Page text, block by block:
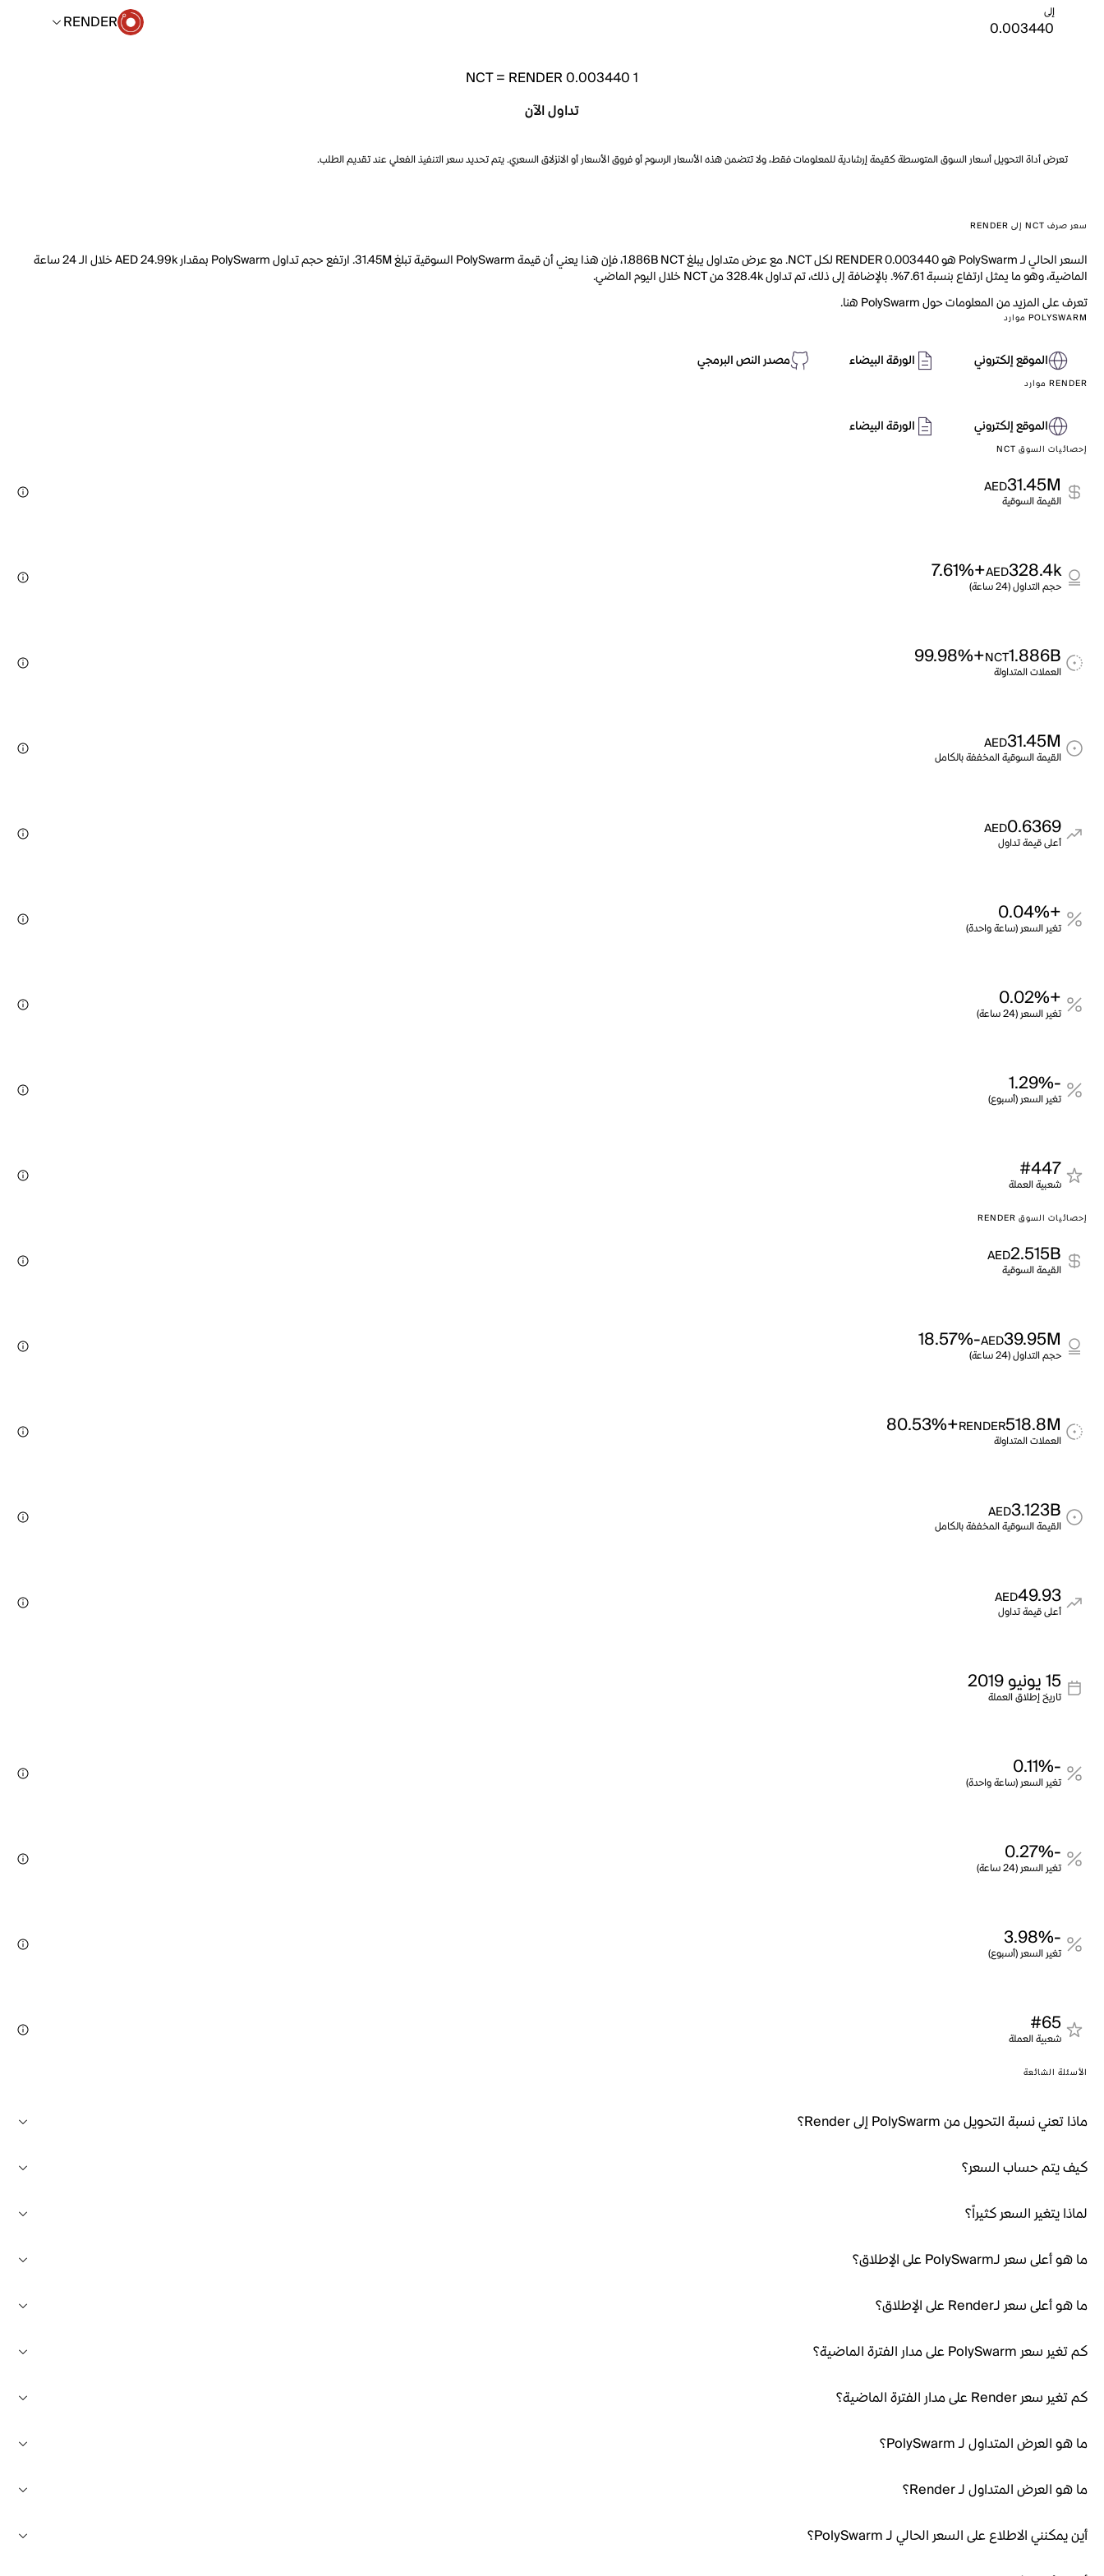
إلى RENDER
1
NCT= RENDER 0.003440
تداول الآن
تعرض أداة التحويل أسعار السوق المتوسطة كقيمة إرشادية للمعلومات فقط، ولا تتضمن هذه الأسعار الرسوم أو فروق الأسعار أو الانزلاق السعري. يتم تحديد سعر التنفيذ الفعلي عند تقديم الطلب.
سعر صرف NCT إلى RENDER
السعر الحالي لـ PolySwarm هو RENDER 0.003440 لكل NCT. مع عرض متداول يبلغ 1.886B NCT، فإن هذا يعني أن قيمة PolySwarm السوقية تبلغ 31.45M. ارتفع حجم تداول PolySwarm بمقدار AED 24.99k خلال الـ 24 ساعة
الماضية، وهو ما يمثل ارتفاع بنسبة 7.61%. بالإضافة إلى ذلك، تم تداول 328.4k من NCT خلال اليوم الماضي.
تعرف على المزيد من المعلومات حول PolySwarm هنا.
POLYSWARM موارد
الموقع إلكتروني الورقة البيضاء مصدر النص البرمجي
RENDER موارد
الموقع إلكتروني الورقة البيضاء
إحصائيات السوق NCT
31.45M
AED
القيمة السوقية
328.4k
AED
+7.61%
حجم التداول (24 ساعة)
1.886B
NCT
+99.98%
العملات المتداولة
31.45M
AED
القيمة السوقية المخففة بالكامل
0.6369
AED
أعلى قيمة تداول
+0.04%
تغير السعر (ساعة واحدة)
+0.02%
تغير السعر (24 ساعة)
-1.29%
تغير السعر (أسبوع)
#447
شعبية العملة
إحصائيات السوق RENDER
2.515B
AED
القيمة السوقية
39.95M
AED
-18.57%
حجم التداول (24 ساعة)
518.8M
RENDER
+80.53%
العملات المتداولة
3.123B
AED
القيمة السوقية المخففة بالكامل
49.93
AED
أعلى قيمة تداول
15 يونيو 2019
تاريخ إطلاق العملة
-0.11%
تغير السعر (ساعة واحدة)
-0.27%
تغير السعر (24 ساعة)
-3.98%
تغير السعر (أسبوع)
#65
شعبية العملة
الأسئلة الشائعة
ماذا تعني نسبة التحويل من PolySwarm إلى Render؟
كيف يتم حساب السعر؟
لماذا يتغير السعر كثيراً؟
ما هو أعلى سعر لـPolySwarm على الإطلاق؟
ما هو أعلى سعر لـRender على الإطلاق؟
كم تغير سعر PolySwarm على مدار الفترة الماضية؟
كم تغير سعر Render على مدار الفترة الماضية؟
ما هو العرض المتداول لـ PolySwarm؟
ما هو العرض المتداول لـ Render؟
أين يمكنني الاطلاع على السعر الحالي لـ PolySwarm؟